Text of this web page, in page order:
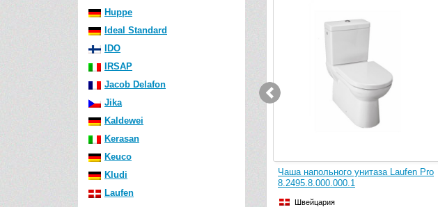
Huppe
Ideal Standard
IDO
IRSAP
Jacob Delafon
Jika
Kaldewei
Kerasan
Keuco
Kludi
Laufen
Чаша подвесного унитаза Laufen Pro
New 8.2096.6.000.000.1 (безободковая
Rimless)
Чаша напольного унитаза Laufen Pro
8.2495.8.000.000.1
Швейцария